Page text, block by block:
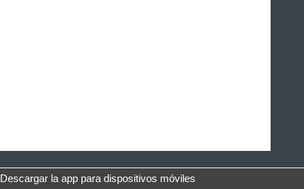
Descargar la app para dispositivos móviles